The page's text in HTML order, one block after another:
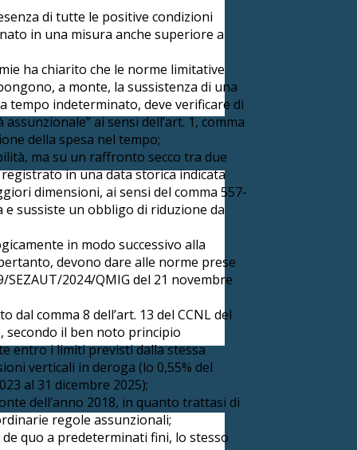
di tutte le positive condizioni
in una misura anche superiore a
ha chiarito che le norme limitative
a monte, la sussistenza di una
tempo indeterminato, deve verificare di
ai sensi dell’art. 1, comma
della spesa nel tempo;
ma su un raffronto secco tra due
in una data storica indicata
dimensioni, ai sensi del comma 557-
sussiste un obbligo di riduzione da
in modo successivo alla
devono dare alle norme prese
2024/QMIG del 21 novembre
comma 8 dell’art. 13 del CCNL del
secondo il ben noto principio
entro i limiti previsti dalla stessa
verticali in deroga (lo 0,55% del
al 31 dicembre 2025);
dell’anno 2018, in quanto trattasi di
regole assunzionali;
quo a predeterminati fini, lo stesso